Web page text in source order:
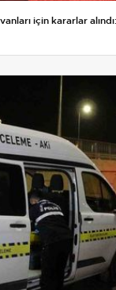
için kararlar